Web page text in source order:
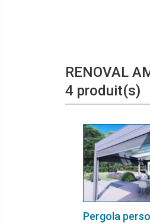
RENOVAL
4 produit(s)
Pergola